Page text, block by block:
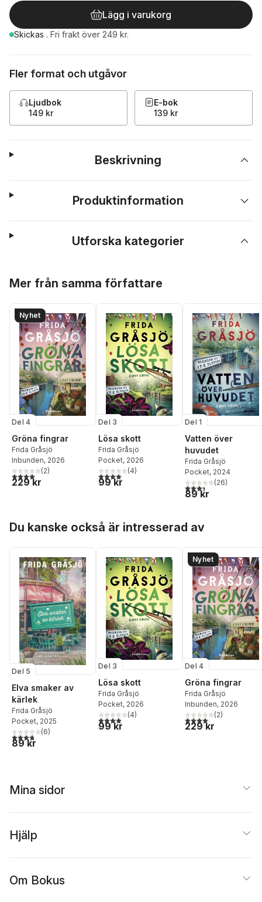
Lägg i varukorg
Skickas . Fri frakt över 249 kr.
Fler format och utgåvor
Ljudbok
149 kr
E-bok
139 kr
Beskrivning
Produktinformation
Utforska kategorier
Mer från samma författare
Nyhet
Del 4
Gröna fingrar
Frida Gråsjö
Inbunden, 2026
4,0utav 5 stjärnor. Totalt antal röster:
(2)
229 kr
Del 3
Lösa skott
Frida Gråsjö
Pocket, 2026
4,0utav 5 stjärnor. Totalt antal röster:
(4)
99 kr
Del 1
Vatten över
huvudet
Frida Gråsjö
Pocket, 2024
3,4utav 5 stjärnor.
(26)
89 kr
Du kanske också är intresserad av
Del 5
Elva smaker av
kärlek
Frida Gråsjö
Pocket, 2025
3,8utav 5 stjärnor. Totalt antal röster:
(6)
89 kr
Del 3
Lösa skott
Frida Gråsjö
Pocket, 2026
4,0utav 5 stjärnor. Totalt antal röster:
(4)
99 kr
Nyhet
Del 4
Gröna fingrar
Frida Gråsjö
Inbunden, 2026
4,0utav 5 stjärnor.
(2)
229 kr
Mina sidor
Hjälp
Om Bokus